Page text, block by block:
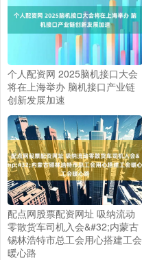
个人配资网 2025脑机接口大会
将在上海举办 脑机接口产业链
创新发展加速
配点网股票配资网址 吸纳流动
零散货车司机入会&#32;内蒙古
锡林浩特市总工会用心搭建工会
暖心路